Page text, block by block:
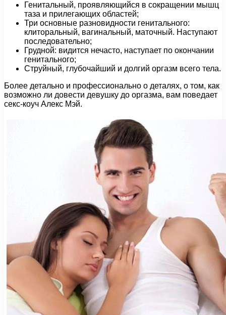
Генитальный, проявляющийся в сокращении мышц
таза и прилегающих областей;
Три основные разновидности генитального:
клиторальный, вагинальный, маточный. Наступают
последовательно;
Грудной: видится нечасто, наступает по окончании
генитального;
Струйный, глубочайший и долгий оргазм всего тела.
Более детально и профессионально о деталях, о том, как
возможно ли довести девушку до оргазма, вам поведает
секс-коуч Алекс Мэй.